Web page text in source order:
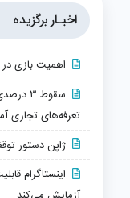
اخبـار برگزیده
اهمیت بازی
سقوط
تعرفه‌های تجاری
ژاپن دستور
اینستاگرام